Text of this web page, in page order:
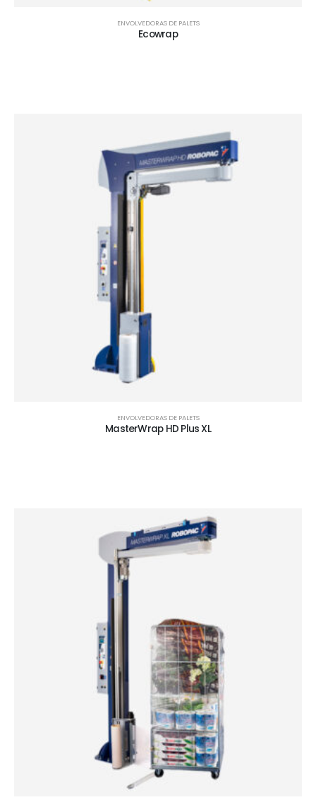
ENVOLVEDORAS DE PALETS
Ecowrap
ENVOLVEDORAS DE PALETS
MasterWrap HD Plus XL